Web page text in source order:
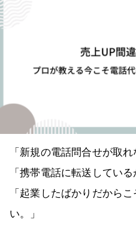
「新規の電話問合せが取れ
「携帯電話に転送してい
「起業したばかりだから
い。」